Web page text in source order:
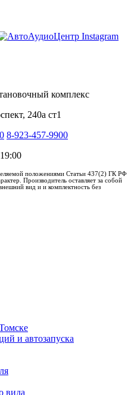
комплекс
240а ст1
8-923-457-9900
положениями Статьи 437(2) ГК РФ
Производитель оставляет за собой
вид и и комплектность без
и автозапуска
вида